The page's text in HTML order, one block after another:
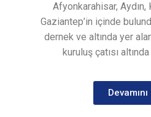
Afyonkarahisar,
Gaziantep’in içinde
dernek ve altında yer
kuruluş çatısı